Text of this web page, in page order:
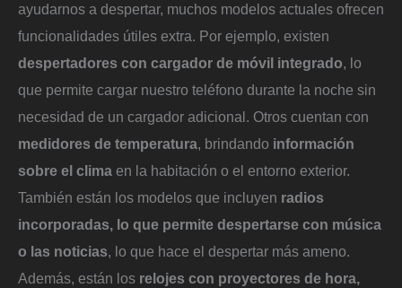
ayudarnos a despertar, muchos modelos actuales ofrecen
funcionalidades útiles extra. Por ejemplo, existen
despertadores con cargador de móvil integrado, lo
que permite cargar nuestro teléfono durante la noche sin
necesidad de un cargador adicional. Otros cuentan con
medidores de temperatura, brindando información
sobre el clima en la habitación o el entorno exterior.
También están los modelos que incluyen radios
incorporadas, lo que permite despertarse con música
o las noticias, lo que hace el despertar más ameno.
Además, están los relojes con proyectores de hora,